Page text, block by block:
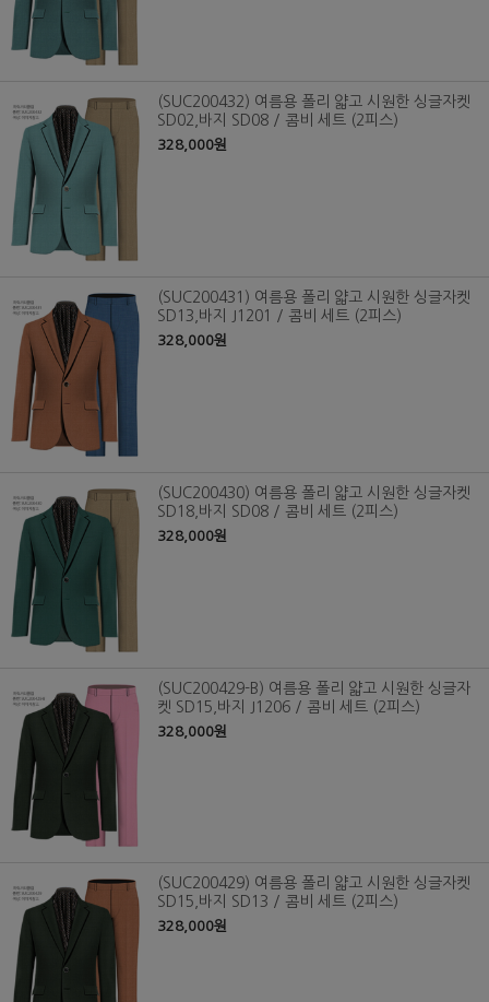
(SUC200432) 여름용 폴리 얇고 시원한 싱글자켓
SD02,바지 SD08 / 콤비 세트 (2피스)
328,000원
(SUC200431) 여름용 폴리 얇고 시원한 싱글자켓
SD13,바지 J1201 / 콤비 세트 (2피스)
328,000원
(SUC200430) 여름용 폴리 얇고 시원한 싱글자켓
SD18,바지 SD08 / 콤비 세트 (2피스)
328,000원
(SUC200429-B) 여름용 폴리 얇고 시원한 싱글자
켓 SD15,바지 J1206 / 콤비 세트 (2피스)
328,000원
(SUC200429) 여름용 폴리 얇고 시원한 싱글자켓
SD15,바지 SD13 / 콤비 세트 (2피스)
328,000원